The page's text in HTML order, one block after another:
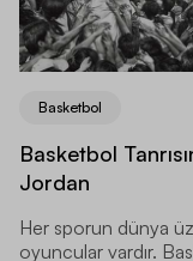
Basketbol
Basketbol
Jordan
Her sporun dünya
oyuncular vardır.